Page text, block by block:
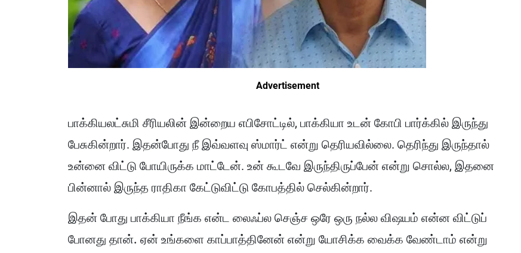
Advertisement
பாக்கியலட்சுமி சீரியலின் இன்றைய எபிசோட்டில், பாக்கியா உடன் கோபி பார்க்கில் இருந்து
பேசுகின்றார். இதன்போது நீ இவ்வளவு ஸ்மார்ட் என்று தெரியவில்லை. தெரிந்து இருந்தால்
உன்னை விட்டு போயிருக்க மாட்டேன். உன் கூடவே இருந்திருப்பேன் என்று சொல்ல, இதனை
பின்னால் இருந்த ராதிகா கேட்டுவிட்டு கோபத்தில் செல்கின்றார்.
இதன் போது பாக்கியா நீங்க என்ட லைஃப்ல செஞ்ச ஒரே ஒரு நல்ல விஷயம் என்ன விட்டுப்
போனது தான். ஏன் உங்களை காப்பாத்தினேன் என்று யோசிக்க வைக்க வேண்டாம் என்று